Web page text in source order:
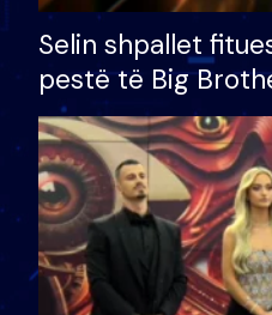
Selin shpallet
pestë të Big
çmimin e madh